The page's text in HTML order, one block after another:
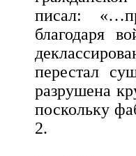
писал:
благодаря
перестал
разрушена
поскольку
2.